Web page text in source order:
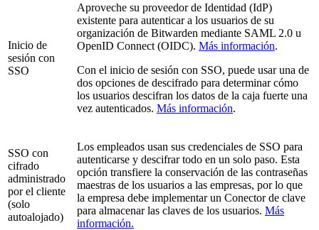
Inicio de
sesión con
SSO
Aproveche su proveedor de Identidad (IdP)
existente para autenticar a los usuarios de su
organización de Bitwarden mediante SAML 2.0 u
OpenID Connect (OIDC). Más información.
Con el inicio de sesión con SSO, puede usar una de
dos opciones de descifrado para determinar cómo
los usuarios descifran los datos de la caja fuerte una
vez autenticados. Más información.
SSO con
cifrado
administrado
por el cliente
(solo
autoalojado)
Los empleados usan sus credenciales de SSO para
autenticarse y descifrar todo en un solo paso. Esta
opción transfiere la conservación de las contraseñas
maestras de los usuarios a las empresas, por lo que
la empresa debe implementar un Conector de clave
para almacenar las claves de los usuarios. Más
información.